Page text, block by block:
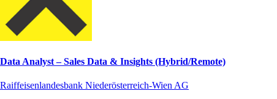
Data Analyst – Sales Data & Insights (Hybrid/Remote)
Raiffeisenlandesbank Niederösterreich-Wien AG